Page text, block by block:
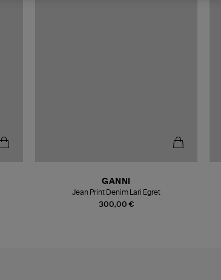
300,00 €
GANNI
Jean Print Denim Lari Egret